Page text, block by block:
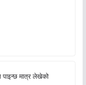
पाइन्छ मात्र लेखेको